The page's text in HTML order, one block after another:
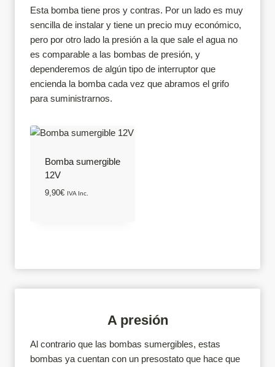
Esta bomba tiene pros y contras. Por un lado es muy
sencilla de instalar y tiene un precio muy económico,
pero por otro lado la presión a la que sale el agua no
es comparable a las bombas de presión, y
dependeremos de algún tipo de interruptor que
encienda la bomba cada vez que abramos el grifo
para suministrarnos.
Bomba sumergible
12V
9,90€ IVA Inc.
A presión
Al contrario que las bombas sumergibles, estas
bombas ya cuentan con un presostato que hace que